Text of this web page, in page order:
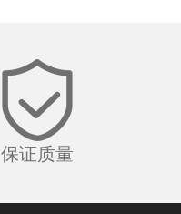
保证质量